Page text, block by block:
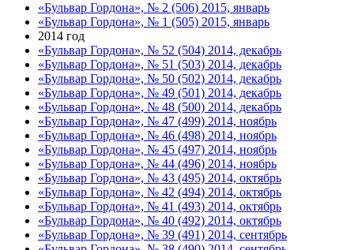
«Бульвар Гордона», № 2 (506) 2015, январь
«Бульвар Гордона», № 1 (505) 2015, январь
2014 год
«Бульвар Гордона», № 52 (504) 2014, декабрь
«Бульвар Гордона», № 51 (503) 2014, декабрь
«Бульвар Гордона», № 50 (502) 2014, декабрь
«Бульвар Гордона», № 49 (501) 2014, декабрь
«Бульвар Гордона», № 48 (500) 2014, декабрь
«Бульвар Гордона», № 47 (499) 2014, ноябрь
«Бульвар Гордона», № 46 (498) 2014, ноябрь
«Бульвар Гордона», № 45 (497) 2014, ноябрь
«Бульвар Гордона», № 44 (496) 2014, ноябрь
«Бульвар Гордона», № 43 (495) 2014, октябрь
«Бульвар Гордона», № 42 (494) 2014, октябрь
«Бульвар Гордона», № 41 (493) 2014, октябрь
«Бульвар Гордона», № 40 (492) 2014, октябрь
«Бульвар Гордона», № 39 (491) 2014, сентябрь